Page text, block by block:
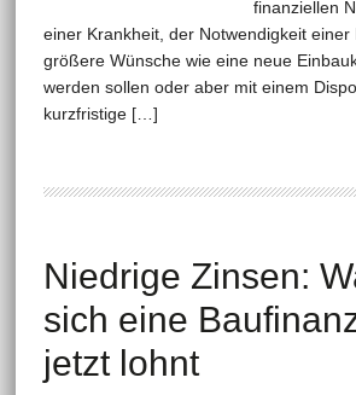
finanziellen
einer Krankheit, der Notwendigkeit einer
größere Wünsche wie eine neue
werden sollen oder aber mit einem
kurzfristige […]
Niedrige Zinsen:
sich eine
jetzt lohnt